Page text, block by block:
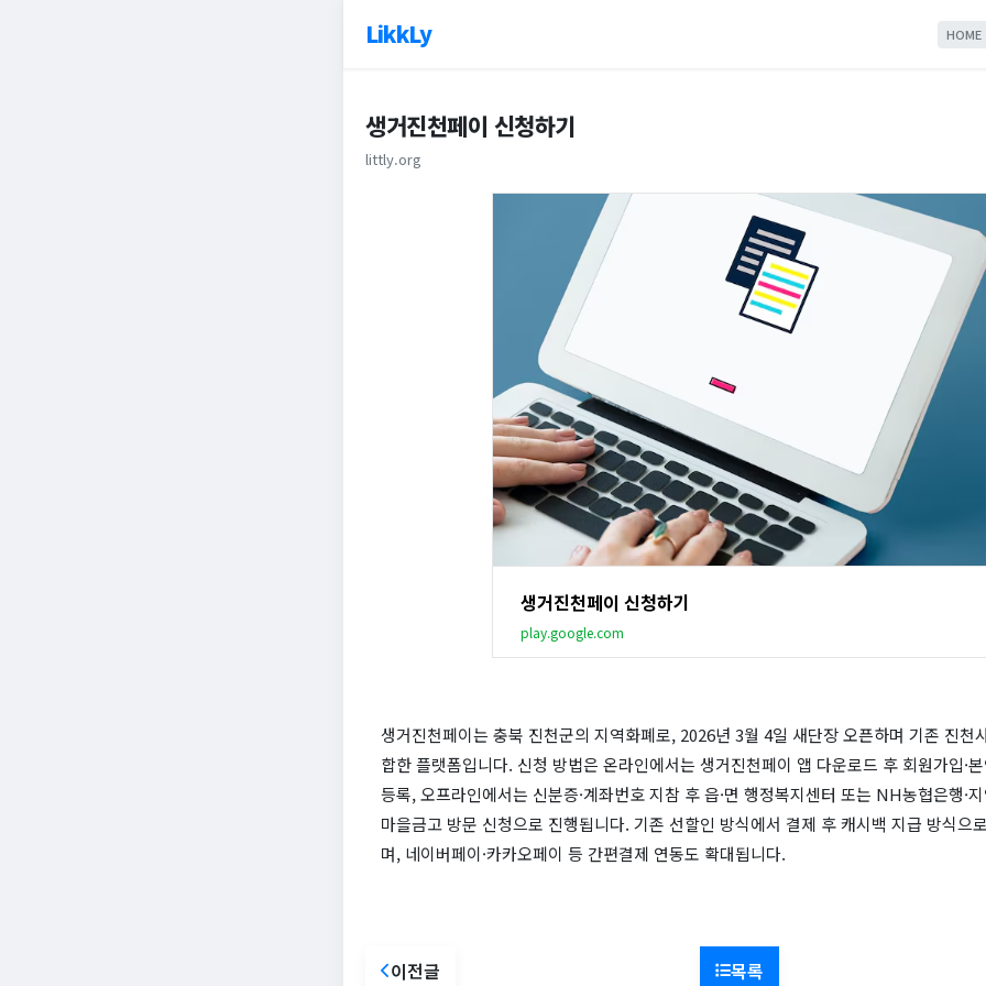
LikkLy HOME
생거진천페이 신청하기
littly.org
생거진천페이 신청하기
play.google.com
생거진천페이는 충북 진천군의 지역화폐로, 2026년 3월 4일 새단장 오픈하며 기존 진천
합한 플랫폼입니다. 신청 방법은 온라인에서는 생거진천페이 앱 다운로드 후 회원가입·
등록, 오프라인에서는 신분증·계좌번호 지참 후 읍·면 행정복지센터 또는 NH농협은행·지
마을금고 방문 신청으로 진행됩니다. 기존 선할인 방식에서 결제 후 캐시백 지급 방식으
며, 네이버페이·카카오페이 등 간편결제 연동도 확대됩니다.
이전글 목록